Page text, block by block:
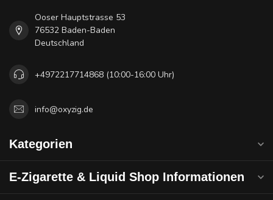
Ooser Hauptstrasse 53
76532 Baden-Baden
Deutschland
+4972217714868 (10:00-16:00 Uhr)
info@oxyzig.de
Kategorien
E-Zigarette & Liquid Shop Informationen